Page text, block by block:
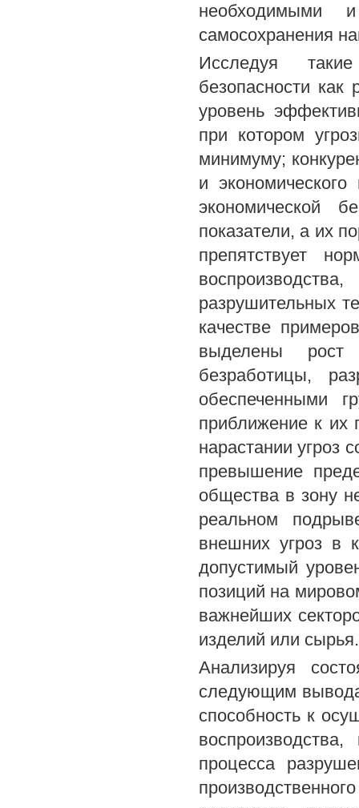
необходимыми
самосохранения
Исследуя
безопасности как
уровень
при котором
минимуму;
и
экономической
показатели, а их
препятствует
разрушительных
качестве
выделены рост
безработицы,
обеспеченными
приближение к их
нарастании угроз
превышение
общества в зону
реальном
внешних угроз в
допустимый
позиций на
важнейших
изделий или сырья.
Анализируя
следующим
способность к
процесса